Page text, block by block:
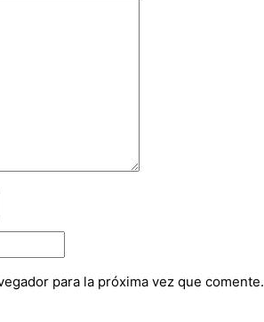
para la próxima vez que comente.